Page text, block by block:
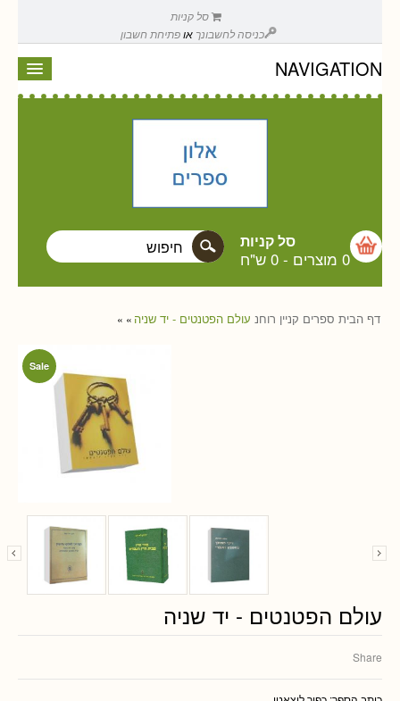
סל קניות
כניסה לחשבונך אופתיחת חשבון
NAVIGATION
סל קניות
0 מוצרים - 0 ש"ח
דף הבית » ספרים קניין רוחנ » עולם הפטנטים - יד שניה
Sale
עולם הפטנטים - יד שניה
Share